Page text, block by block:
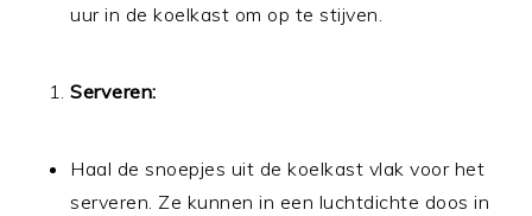
uur in de koelkast om op te stijven.
Serveren:
Haal de snoepjes uit de koelkast vlak voor het
serveren. Ze kunnen in een luchtdichte doos in